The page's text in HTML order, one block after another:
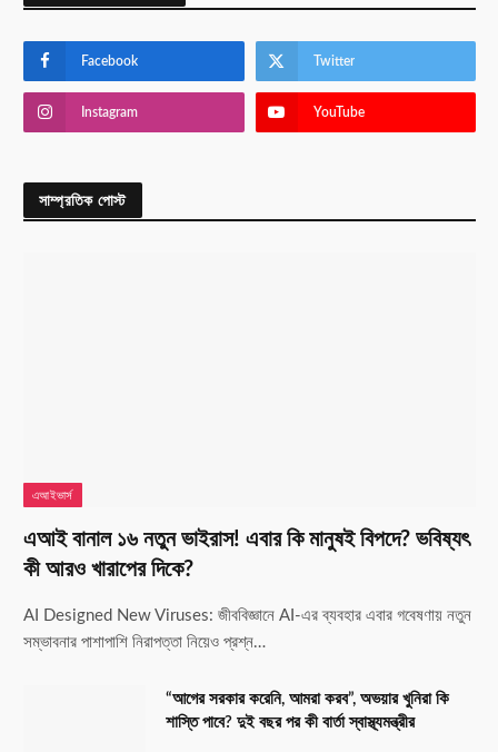
Facebook Twitter
Instagram YouTube
সাম্প্রতিক পোস্ট
এআইভার্স
এআই বানাল ১৬ নতুন ভাইরাস! এবার কি মানুষই বিপদে? ভবিষ্যৎ
কী আরও খারাপের দিকে?
AI Designed New Viruses: জীববিজ্ঞানে AI-এর ব্যবহার এবার গবেষণায় নতুন
সম্ভাবনার পাশাপাশি নিরাপত্তা নিয়েও প্রশ্ন…
“আগের সরকার করেনি, আমরা করব”, অভয়ার খুনিরা কি
শাস্তি পাবে? দুই বছর পর কী বার্তা স্বাস্থ্যমন্ত্রীর